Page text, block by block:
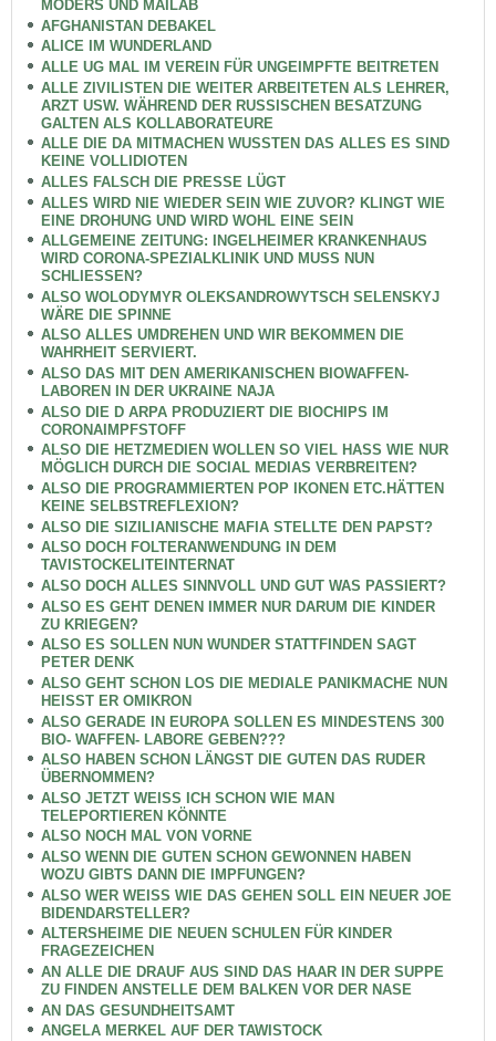
MODERS UND MAILAB
AFGHANISTAN DEBAKEL
ALICE IM WUNDERLAND
ALLE UG MAL IM VEREIN FÜR UNGEIMPFTE BEITRETEN
ALLE ZIVILISTEN DIE WEITER ARBEITETEN ALS LEHRER,
ARZT USW. WÄHREND DER RUSSISCHEN BESATZUNG
GALTEN ALS KOLLABORATEURE
ALLE DIE DA MITMACHEN WUSSTEN DAS ALLES ES SIND
KEINE VOLLIDIOTEN
ALLES FALSCH DIE PRESSE LÜGT
ALLES WIRD NIE WIEDER SEIN WIE ZUVOR? KLINGT WIE
EINE DROHUNG UND WIRD WOHL EINE SEIN
ALLGEMEINE ZEITUNG: INGELHEIMER KRANKENHAUS
WIRD CORONA-SPEZIALKLINIK UND MUSS NUN
SCHLIESSEN?
ALSO WOLODYMYR OLEKSANDROWYTSCH SELENSKYJ
WÄRE DIE SPINNE
ALSO ALLES UMDREHEN UND WIR BEKOMMEN DIE
WAHRHEIT SERVIERT.
ALSO DAS MIT DEN AMERIKANISCHEN BIOWAFFEN-
LABOREN IN DER UKRAINE NAJA
ALSO DIE D ARPA PRODUZIERT DIE BIOCHIPS IM
CORONAIMPFSTOFF
ALSO DIE HETZMEDIEN WOLLEN SO VIEL HASS WIE NUR
MÖGLICH DURCH DIE SOCIAL MEDIAS VERBREITEN?
ALSO DIE PROGRAMMIERTEN POP IKONEN ETC.HÄTTEN
KEINE SELBSTREFLEXION?
ALSO DIE SIZILIANISCHE MAFIA STELLTE DEN PAPST?
ALSO DOCH FOLTERANWENDUNG IN DEM
TAVISTOCKELITEINTERNAT
ALSO DOCH ALLES SINNVOLL UND GUT WAS PASSIERT?
ALSO ES GEHT DENEN IMMER NUR DARUM DIE KINDER
ZU KRIEGEN?
ALSO ES SOLLEN NUN WUNDER STATTFINDEN SAGT
PETER DENK
ALSO GEHT SCHON LOS DIE MEDIALE PANIKMACHE NUN
HEISST ER OMIKRON
ALSO GERADE IN EUROPA SOLLEN ES MINDESTENS 300
BIO- WAFFEN- LABORE GEBEN???
ALSO HABEN SCHON LÄNGST DIE GUTEN DAS RUDER
ÜBERNOMMEN?
ALSO JETZT WEISS ICH SCHON WIE MAN
TELEPORTIEREN KÖNNTE
ALSO NOCH MAL VON VORNE
ALSO WENN DIE GUTEN SCHON GEWONNEN HABEN
WOZU GIBTS DANN DIE IMPFUNGEN?
ALSO WER WEISS WIE DAS GEHEN SOLL EIN NEUER JOE
BIDENDARSTELLER?
ALTERSHEIME DIE NEUEN SCHULEN FÜR KINDER
FRAGEZEICHEN
AN ALLE DIE DRAUF AUS SIND DAS HAAR IN DER SUPPE
ZU FINDEN ANSTELLE DEM BALKEN VOR DER NASE
AN DAS GESUNDHEITSAMT
ANGELA MERKEL AUF DER TAWISTOCK